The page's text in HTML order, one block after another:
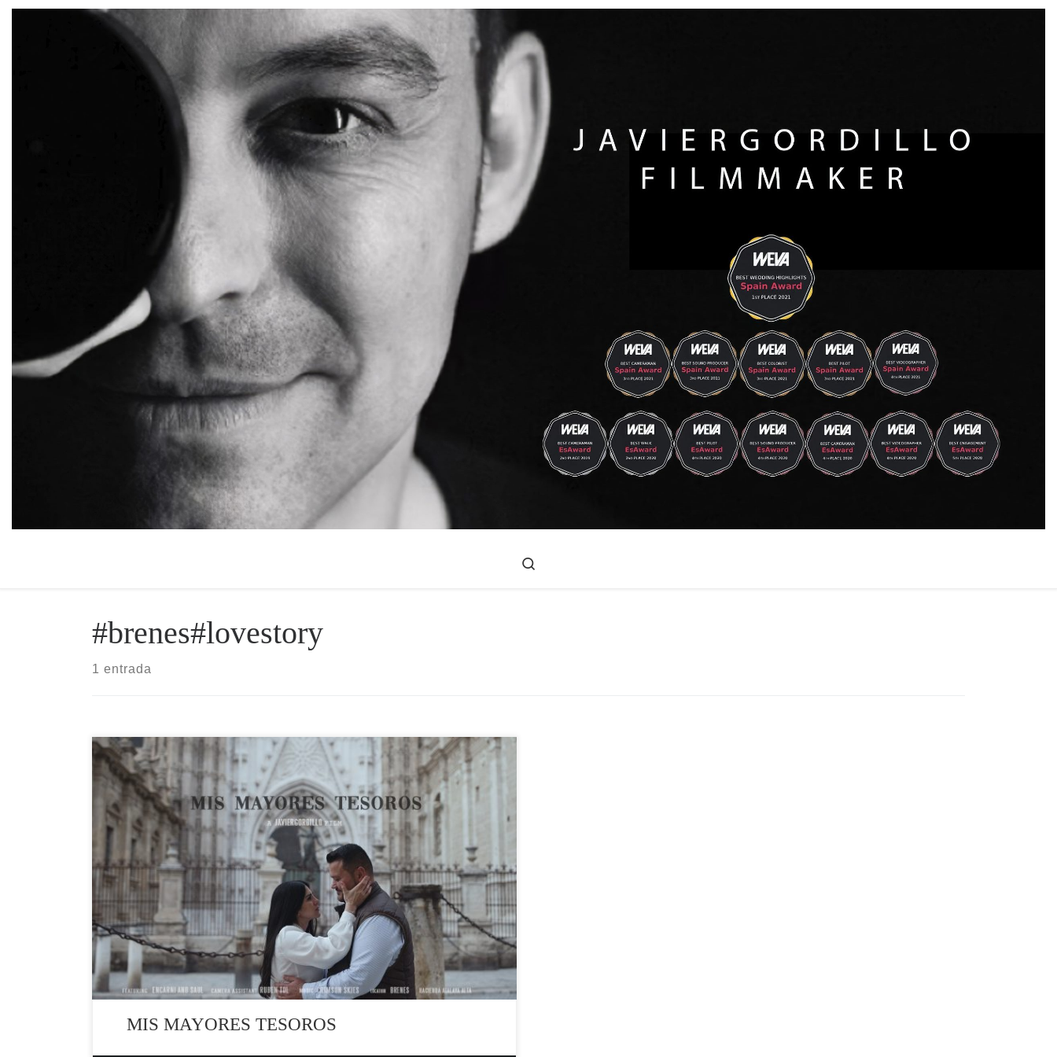
Saltar al contenido
#brenes#lovestory
1 entrada
#filmmaker,#videosdebodas,#brenes#lovestory,#picoftheday,#weddings,
#novios2022, #videografo #documentales,#bodas,#instagood, #fashion,
#photography,#novia,#novio ,#love, #amor,#bodascampodecriptana,
#bodasevilla, #sonya7siii, #couples, #art.
MIS MAYORES TESOROS